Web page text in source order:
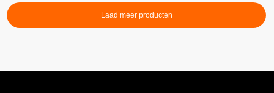
Laad meer producten